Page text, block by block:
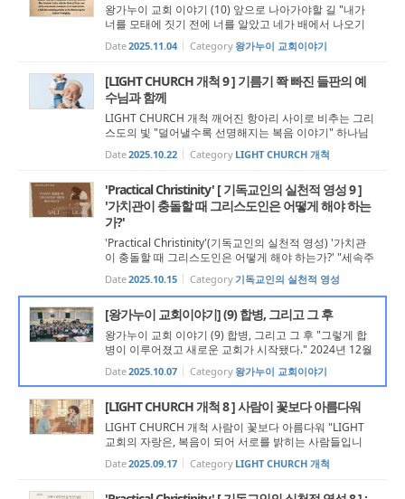
왕가누이 교회 이야기 (10) 앞으로 나아가야할 길 "내가
너를 모태에 짓기 전에 너를 알았고 네가 배에서 나오기
전에 너를 성별하였고 너를 여러 나라의 선지자로 세웠노
라" 어느덧 이 칼럼의 마지막 글을 쓰게 되었다. 지난 아홉
Date2025.11.04 Category왕가누이 교회이야기
[LIGHT CHURCH 개척 9 ] 기름기 쫙 빠진 들판의 예
수님과 함께
LIGHT CHURCH 개척 깨어진 항아리 사이로 비추는 그리
스도의 빛 "덜어낼수록 선명해지는 복음 이야기" 하나님
의 말씀중에는 평생을 살아내야 겨우 이해되는 말씀이 있
다. 안다고 생각하며 설교까지 했던 과거의 나를 소환해
Date2025.10.22 Category LIGHT CHURCH 개척
'Practical Christinity' [ 기독교인의 실천적 영성 9 ]
'가치관이 충돌할 때 그리스도인은 어떻게 해야 하는
가?'
'Practical Christinity'(기독교인의 실천적 영성) '가치관
이 충돌할 때 그리스도인은 어떻게 해야 하는가?' "세속주
의는 우리를 둘러싸고 있는 바다와 같다." - 믿음의 가치관
굳게 세우기 가치관(價値觀, Value System)이란 개인이
삶에서 ...
Date2025.10.15 Category 기독교인의 실천적 영성
[왕가누이 교회이야기] (9) 합병, 그리고 그 후
왕가누이 교회 이야기 (9) 합병, 그리고 그 후 "그렇게 합
병이 이루어졌고 새로운 교회가 시작됐다." 2024년 12월
투표를 통해 합병을 결의한 이후의 6개월은 매우 빠르게
흘러갔다. 그 기간 동안 합병을 위한 Task Force 모임을
Date2025.10.07 Category왕가누이 교회이야기
[LIGHT CHURCH 개척 8 ] 사람이 꽃보다 아름다워
LIGHT CHURCH 개척 사람이 꽃보다 아름다워 "LIGHT
교회의 자랑은, 복음이 되어 서로를 밝히는 사람들입니
다" 오클랜드의 화요일 밤, 창문에 비친 노을이 마지막 숨
결을 거두어갈 때, 온 몸에 차오르는 그리움을 느낀다. 떠
Date2025.09.17 Category LIGHT CHURCH 개척